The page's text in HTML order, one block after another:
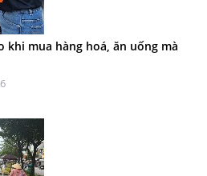
khi mua hàng hoá, ăn uống mà